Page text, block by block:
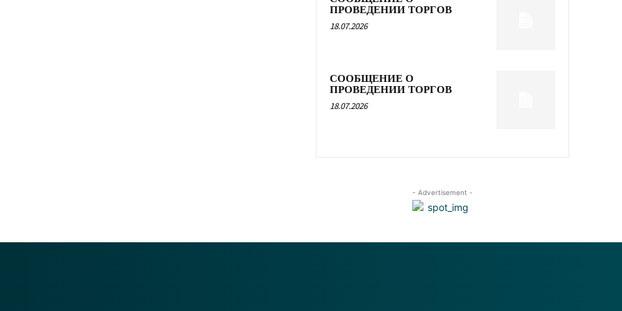
ПРОВЕДЕНИИ ТОРГОВ
18.07.2026
СООБЩЕНИЕ О
ПРОВЕДЕНИИ ТОРГОВ
18.07.2026
- Advertisement -